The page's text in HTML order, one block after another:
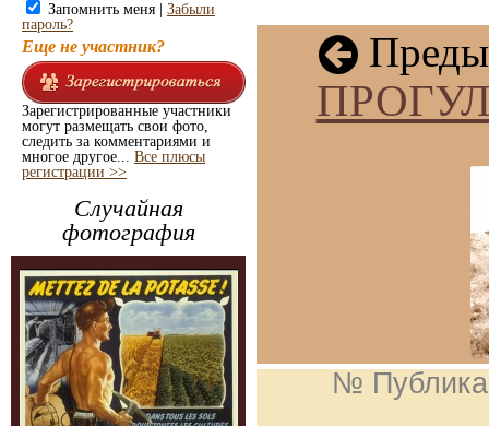
Запомнить меня | Забыли
пароль?
Еще не участник?
Зарегистрированные участники
могут размещать свои фото,
следить за комментариями и
многое другое... Все плюсы
регистрации >>
Случайная
фотография
№